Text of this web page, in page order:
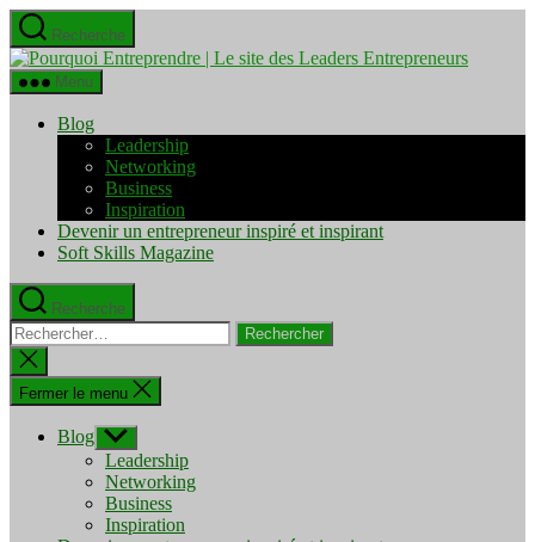
Aller
au
contenu
Recherche
Pourquoi
Menu
Blog
Leadership
Networking
Business
Inspiration
Devenir un entrepreneur inspiré et inspirant
Soft Skills Magazine
Recherche
Rechercher :
Fermer
la
recherche
Fermer le menu
Blog Afficher
le
sous-
menu
Leadership
Networking
Business
Inspiration